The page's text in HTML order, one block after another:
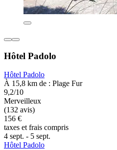
Hôtel Padolo
Hôtel Padolo
À 15,8 km de : Plage Fur
9,2/10
Merveilleux
(132 avis)
156 €
taxes et frais compris
4 sept. - 5 sept.
Hôtel Padolo